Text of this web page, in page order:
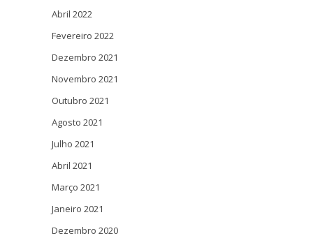
Abril 2022
Fevereiro 2022
Dezembro 2021
Novembro 2021
Outubro 2021
Agosto 2021
Julho 2021
Abril 2021
Março 2021
Janeiro 2021
Dezembro 2020